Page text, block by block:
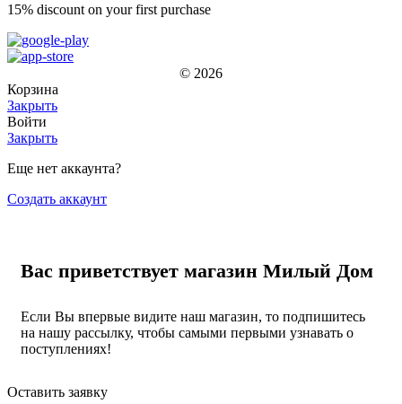
15% discount on your first purchase
© 2026
Корзина
Закрыть
Войти
Закрыть
Еще нет аккаунта?
Создать аккаунт
Вас приветствует магазин Милый Дом
Если Вы впервые видите наш магазин, то подпишитесь
на нашу рассылку, чтобы самыми первыми узнавать о
поступлениях!
Оставить заявку